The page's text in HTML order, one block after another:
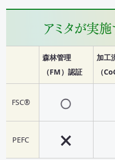
アミタが実
森林管理
（FM）認証
加工
（
FSC®
PEFC